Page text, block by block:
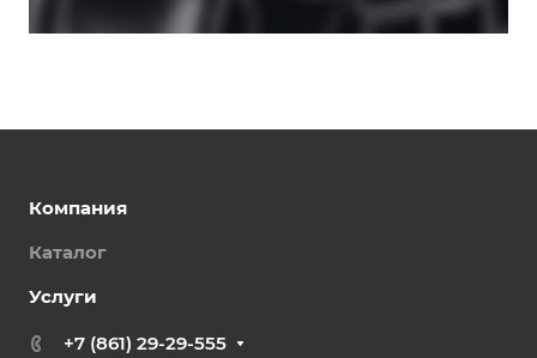
Компания
Каталог
Услуги
+7 (861) 29-29-555